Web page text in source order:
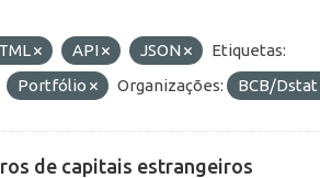
API JSON
Etiquetas:
Portfólio Organizações: BCB/Dstat
de capitais estrangeiros